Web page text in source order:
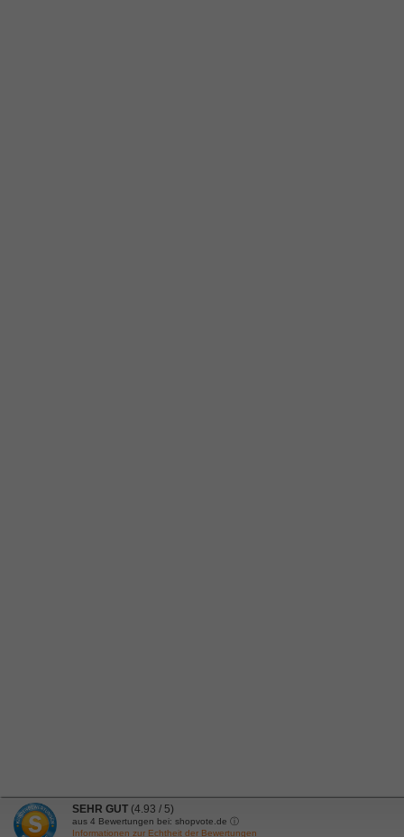
SEHR GUT (4.93 / 5)
aus 4 Bewertungen bei: shopvote.de ⓘ
Informationen zur Echtheit der Bewertungen